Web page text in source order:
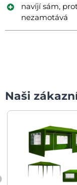
navíjí sám,
nezamotává
Naši